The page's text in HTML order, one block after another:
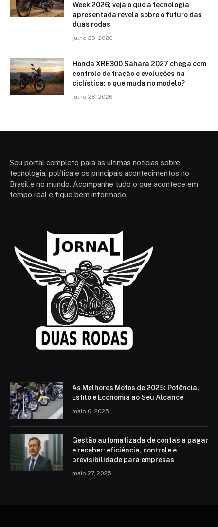
Week 2026; veja o que a tecnologia
apresentada revela sobre o futuro das
duas rodas
julho 28, 2026
Honda XRE300 Sahara 2027 chega com
controle de tração e evoluções na
ciclística: o que muda no modelo?
julho 28, 2026
Seu portal completo para as últimas notícias sobre
tecnologia, política e os principais acontecimentos no
Brasil e no mundo. Acompanhe tudo o que acontece em
tempo real e fique bem informado.
As Melhores Motos de 2025: Potência,
Estilo e Economia ao Seu Alcance
maio 6, 2025
Gestão automatizada de contas a pagar
e receber: eficiência, controle e
previsibilidade para empresas
maio 27, 2025